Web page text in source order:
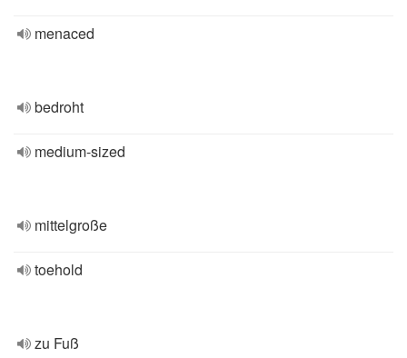
menaced
bedroht
medium-sized
mittelgroße
toehold
zu Fuß